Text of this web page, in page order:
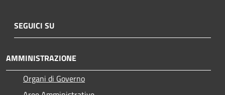
SEGUICI SU
AMMINISTRAZIONE
Organi di Governo